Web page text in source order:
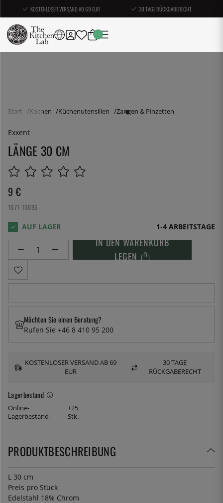
KOSTENLOSER VERSAND AB 69 EUR 30 TAGE RÜCKGABERECHT
Start Kochen Küchenutensilien Zangen & Pinzetten
Exxent
LÄNGE 30 CM
9 €
1071-10695
1-4 ARBEITSTAGE
IN DEN WARENKORB
LEGEN
Lagerbestand
Online-
Lagerbestand
+25
Stk.
Möchten Sie einen Beratung?
Rufen Sie +46 8 410 95 200
KOSTENLOSER VERSAND AB 69
EUR
30 TAGE
RÜCKGABERECHT
PRODUKTBESCHREIBUNG
L 30 cm
Preis pro Stück
Edelstahl 18% Chrom